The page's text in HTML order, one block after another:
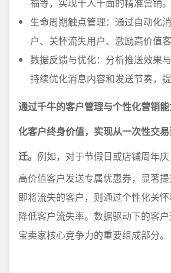
生命周期触点管理：通过自动化
户、关怀流失用户、激励高价值
数据反馈与优化：分析推送效果
持续优化消息内容和发送节奏，提
通过千牛的客户管理与个性化营销
化客户终身价值，实现从一次性交
迁。 例如，对于节假日或店铺周年
高价值客户发送专属优惠券，显著
即将流失的客户，则通过个性化关
降低客户流失率。数据驱动下的客
宝卖家核心竞争力的重要组成部分。